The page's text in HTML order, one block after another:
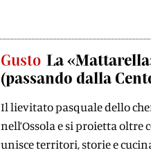
Gusto La
(passando dalla
Il lievitato pasquale dello
nell’Ossola e si proietta
unisce territori, storie e